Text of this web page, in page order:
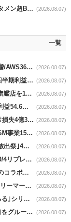
セブンｰイレブンnews｜ブタメンの麺約4倍｢ブタメン超BIG｣8/11から限定発売 (2026.08.07)
一覧
Amazon news｜2Q営業収益2006億ドル13.7％増/AWS36.8％％増が貢献 (2026.08.07)
ニトリnews｜第1Q売上収益2263億円2.3%減･四半期利益1.4％減 (2026.08.07)
ユニクロnews｜京都･河原町通りにグローバル旗艦店を11/6開設 (2026.08.07)
AOKI news｜第1Q売上高430億円1.6％減･経常利益54.6％減 (2026.08.07)
はるやまnews｜第1Q売上高71億円1.4％減･経常損失4億3800万円 (2026.08.07)
バローnews｜第１Q営業収益2434億円9.9％増/SM事業15.5％増と絶好調 (2026.08.07)
島忠news｜展示品家具が最大50％オフ｢倉庫大放出祭｣4店舗限定で開催 (2026.08.07)
ロフトnews｜新生｢モマ デザインストア 京都｣9/4リプレイスオープン (2026.08.07)
ハンズnews｜創業50周年記念･ムロツヨシ氏とのコラボ企画｢ムロハンズ｣開催 (2026.08.07)
関西フードマーケットnews｜関西スーパーデイリーマート蒲生店8/7改装 (2026.08.07)
ニトリnews｜肌ざわりを追求した新寝具｢Nうるる｣シリーズを発売 (2026.08.07)
U.S.M.Hnews｜ ｢４種だしの国産むね塩唐揚げ｣をグループ610店で共同販促 (2026.08.07)